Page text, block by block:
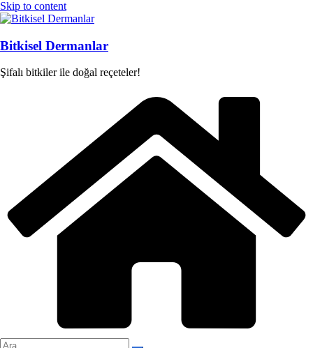
Skip to content
Bitkisel Dermanlar
Şifalı bitkiler ile doğal reçeteler!